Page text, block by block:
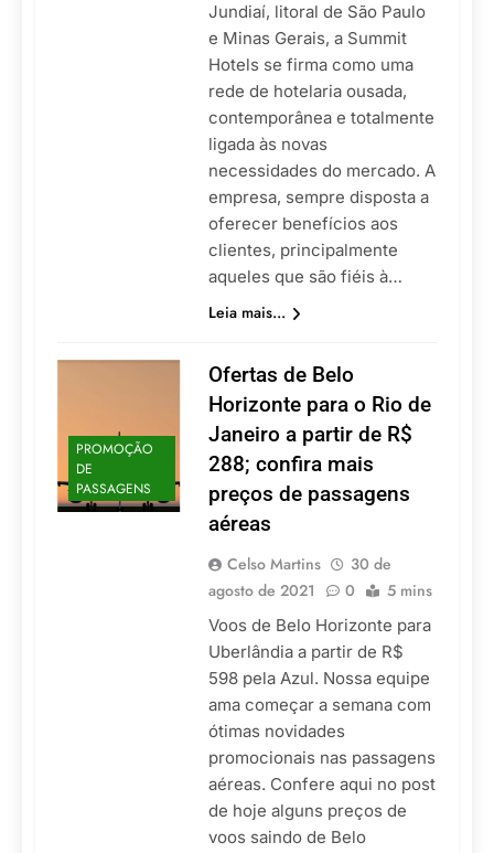
Jundiaí, litoral de São Paulo
e Minas Gerais, a Summit
Hotels se firma como uma
rede de hotelaria ousada,
contemporânea e totalmente
ligada às novas
necessidades do mercado. A
empresa, sempre disposta a
oferecer benefícios aos
clientes, principalmente
aqueles que são fiéis à…
Leia mais...
PROMOÇÃO
DE
PASSAGENS
Ofertas de Belo
Horizonte para o Rio de
Janeiro a partir de R$
288; confira mais
preços de passagens
aéreas
Celso Martins
30 de
agosto de 2021
0 5 mins
Voos de Belo Horizonte para
Uberlândia a partir de R$
598 pela Azul. Nossa equipe
ama começar a semana com
ótimas novidades
promocionais nas passagens
aéreas. Confere aqui no post
de hoje alguns preços de
voos saindo de Belo